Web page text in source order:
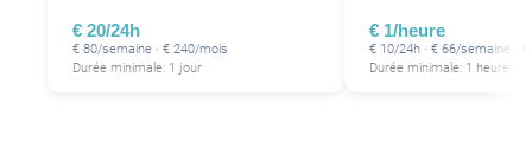
€ 20/24h
€ 80/semaine · € 240/mois
Durée minimale: 1 jour
€ 1/heure
€ 10/24h · € 66/semaine ·
Durée minimale: 1 heure